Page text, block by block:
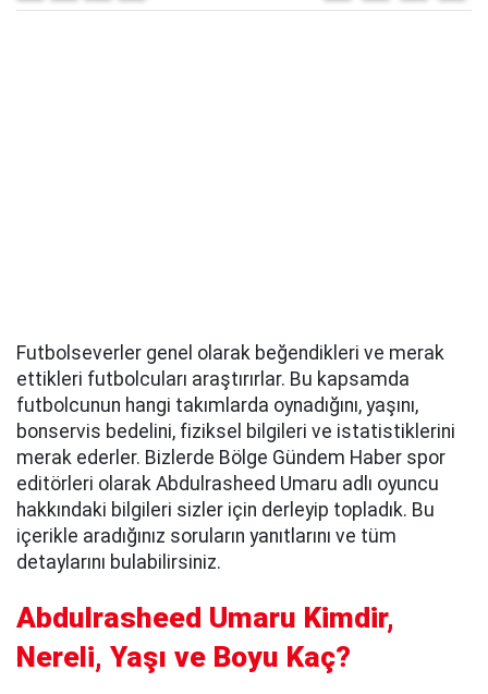
Futbolseverler genel olarak beğendikleri ve merak
ettikleri futbolcuları araştırırlar. Bu kapsamda
futbolcunun hangi takımlarda oynadığını, yaşını,
bonservis bedelini, fiziksel bilgileri ve istatistiklerini
merak ederler. Bizlerde Bölge Gündem Haber spor
editörleri olarak Abdulrasheed Umaru adlı oyuncu
hakkındaki bilgileri sizler için derleyip topladık. Bu
içerikle aradığınız soruların yanıtlarını ve tüm
detaylarını bulabilirsiniz.
Abdulrasheed Umaru Kimdir,
Nereli, Yaşı ve Boyu Kaç?